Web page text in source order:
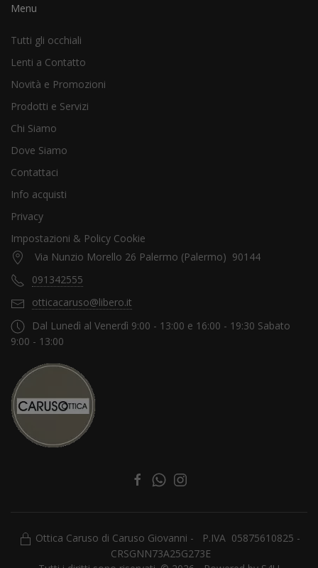
Menu
Tutti gli occhiali
Lenti a Contatto
Novità e Promozioni
Prodotti e Servizi
Chi Siamo
Dove Siamo
Contattaci
Info acquisti
Privacy
Impostazioni & Policy Cookie
Via Nunzio Morello 26 Palermo (Palermo) 90144
091342555
otticacaruso@libero.it
Dal Lunedì al Venerdì 9:00 - 13:00 e 16:00 - 19:30 Sabato
9:00 - 13:00
Ottica Caruso di Caruso Giovanni - P.IVA 05875610825 -
CRSGNN73A25G273E